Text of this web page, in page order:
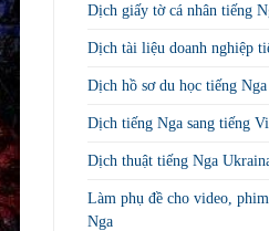
Dịch giấy tờ cá nhân tiếng
Dịch tài liệu doanh nghiệp
Dịch hồ sơ du học tiếng Nga
Dịch tiếng Nga sang tiếng
Dịch thuật tiếng Nga
Làm phụ đề cho video,
Nga